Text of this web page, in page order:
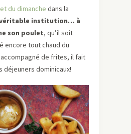
du dimanche dans la
institution… à
son poulet, qu’il soit
encore tout chaud du
de frites, il fait
déjeuners dominicaux!